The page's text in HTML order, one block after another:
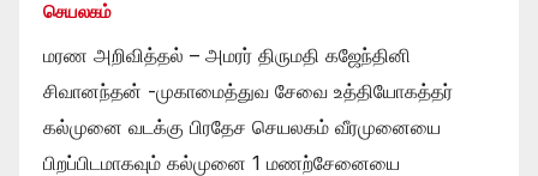
செயலகம்
மரண அறிவித்தல் – அமரர் திருமதி கஜேந்தினி
சிவானந்தன் -முகாமைத்துவ சேவை உத்தியோகத்தர்
கல்முனை வடக்கு பிரதேச செயலகம் வீரமுனையை
பிறப்பிடமாகவும் கல்முனை 1 மணற்சேனையை